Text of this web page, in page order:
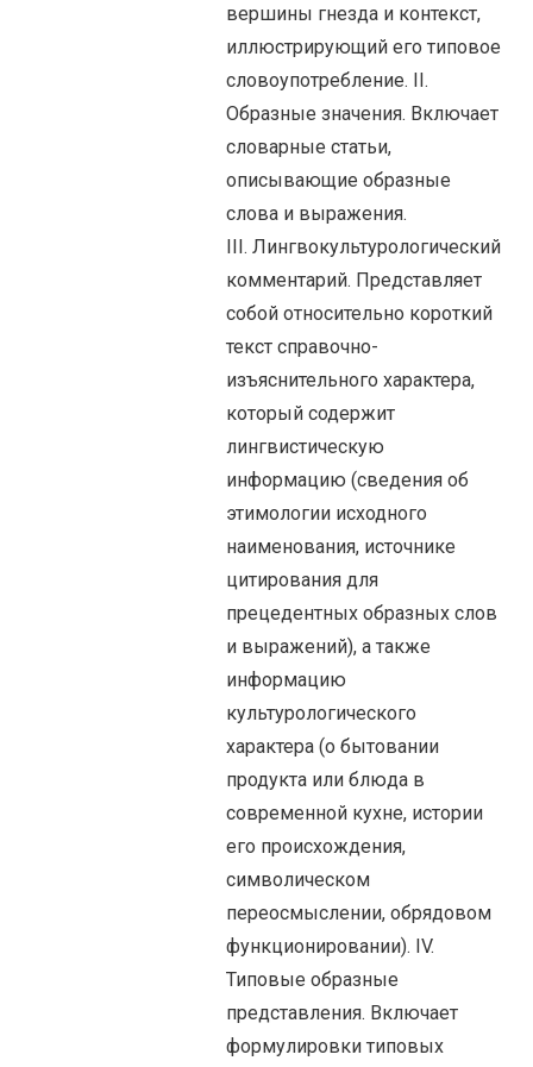
вершины гнезда и контекст,
иллюстрирующий его типовое
словоупотребление. II.
Образные значения. Включает
словарные статьи,
описывающие образные
слова и выражения.
III. Лингвокультурологический
комментарий. Представляет
собой относительно короткий
текст справочно-
изъяснительного характера,
который содержит
лингвистическую
информацию (сведения об
этимологии исходного
наименования, источнике
цитирования для
прецедентных образных слов
и выражений), а также
информацию
культурологического
характера (о бытовании
продукта или блюда в
современной кухне, истории
его происхождения,
символическом
переосмыслении, обрядовом
функционировании). IV.
Типовые образные
представления. Включает
формулировки типовых